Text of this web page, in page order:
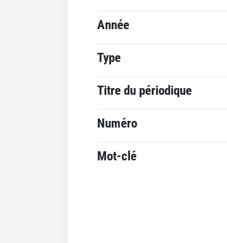
Année
Type
Titre du périodique
Numéro
Mot-clé